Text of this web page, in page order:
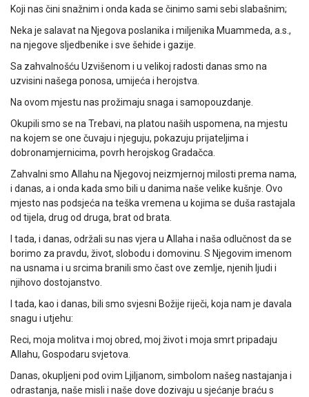
Koji nas čini snažnim i onda kada se činimo sami sebi slabašnim;
Neka je salavat na Njegova poslanika i miljenika Muammeda, a.s.,
na njegove sljedbenike i sve šehide i gazije.
Sa zahvalnošću Uzvišenom i u velikoj radosti danas smo na
uzvisini našega ponosa, umijeća i herojstva.
Na ovom mjestu nas prožimaju snaga i samopouzdanje.
Okupili smo se na Trebavi, na platou naših uspomena, na mjestu
na kojem se one čuvaju i njeguju, pokazuju prijateljima i
dobronamjernicima, povrh herojskog Gradačca.
Zahvalni smo Allahu na Njegovoj neizmjernoj milosti prema nama,
i danas, a i onda kada smo bili u danima naše velike kušnje. Ovo
mjesto nas podsjeća na teška vremena u kojima se duša rastajala
od tijela, drug od druga, brat od brata.
I tada, i danas, održali su nas vjera u Allaha i naša odlučnost da se
borimo za pravdu, život, slobodu i domovinu. S Njegovim imenom
na usnama i u srcima branili smo čast ove zemlje, njenih ljudi i
njihovo dostojanstvo.
I tada, kao i danas, bili smo svjesni Božije riječi, koja nam je davala
snagu i utjehu:
Reci, moja molitva i moj obred, moj život i moja smrt pripadaju
Allahu, Gospodaru svjetova.
Danas, okupljeni pod ovim Ljiljanom, simbolom našeg nastajanja i
odrastanja, naše misli i naše dove dozivaju u sjećanje braću s